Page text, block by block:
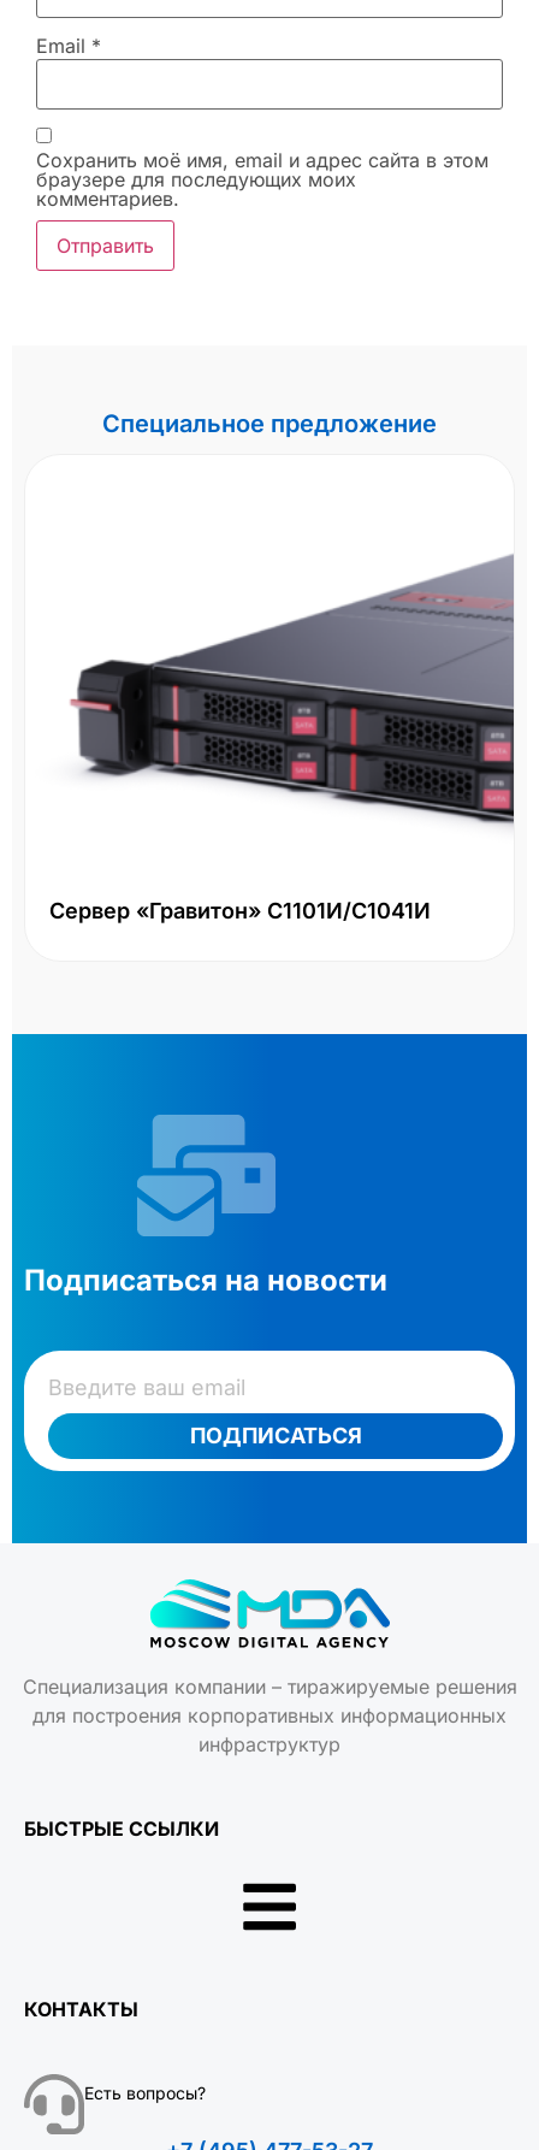
Email *
Сохранить моё имя, email и адрес сайта в этом
браузере для последующих моих
комментариев.
Специальное предложение
СХД HPE MSA 2060 R0Q73A - 16Gb FC
LFF
Два контроллера 16Gb FC, большой форм-фактор
Подписаться на новости
Специализация компании – тиражируемые решения
для построения корпоративных информационных
инфраструктур
БЫСТРЫЕ ССЫЛКИ
ЧАТ СО СПЕЦИАЛИСТОМ